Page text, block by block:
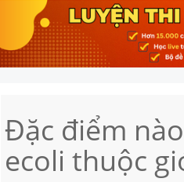
Đặc điểm
ecoli thuộc